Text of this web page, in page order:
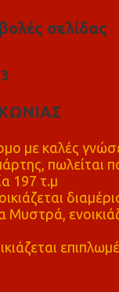
σελίδας
3
με καλές
πωλείται
197 τ.μ
Μυστρά,